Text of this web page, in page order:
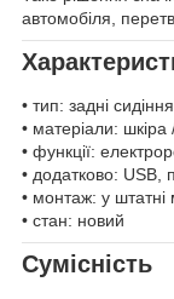
автомобіля,
• тип: задні
• матеріали:
• функції:
• додатково: USB,
• монтаж: у штатні
• стан: новий
Сумісність